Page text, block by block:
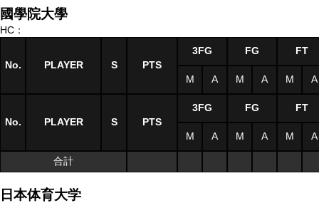
國學院大學
HC：
No. PLAYER S PTS
3FG FG FT
M A M A M A
No. PLAYER S PTS
3FG FG FT
M A M A M A
合計
日本体育大学